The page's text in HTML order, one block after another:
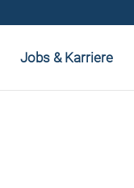
Jobs & Karriere